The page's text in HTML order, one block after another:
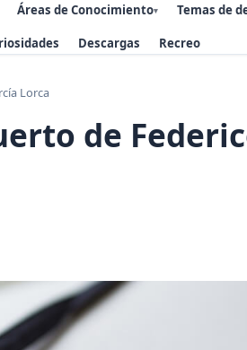
Áreas de Conocimiento▾ Temas de
Descargas Recreo
Lorca
de